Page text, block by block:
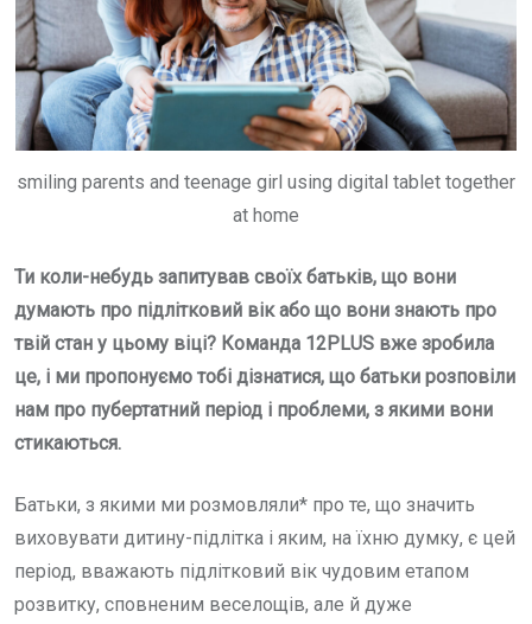
smiling parents and teenage girl using digital tablet together
at home
Ти коли-небудь запитував своїх батьків, що вони
думають про підлітковий вік або що вони знають про
твій стан у цьому віці? Команда 12PLUS вже зробила
це, і ми пропонуємо тобі дізнатися, що батьки розповіли
нам про пубертатний період і проблеми, з якими вони
стикаються.
Батьки, з якими ми розмовляли* про те, що значить
виховувати дитину-підлітка і яким, на їхню думку, є цей
період, вважають підлітковий вік чудовим етапом
розвитку, сповненим веселощів, але й дуже